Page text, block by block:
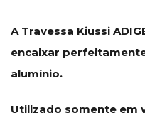
A Travessa Kiussi
encaixar
alumínio.
Utilizado somente em